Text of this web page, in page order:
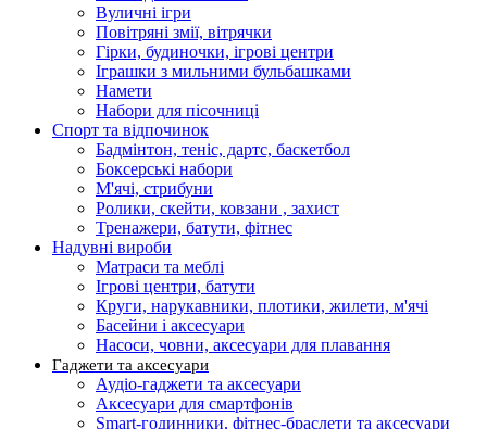
Вуличні ігри
Повітряні змії, вітрячки
Гірки, будиночки, ігрові центри
Іграшки з мильними бульбашками
Намети
Набори для пісочниці
Спорт та відпочинок
Бадмінтон, теніс, дартс, баскетбол
Боксерські набори
М'ячі, стрибуни
Ролики, скейти, ковзани , захист
Тренажери, батути, фітнес
Надувні вироби
Матраси та меблі
Ігрові центри, батути
Круги, нарукавники, плотики, жилети, м'ячі
Басейни і аксесуари
Насоси, човни, аксесуари для плавання
Гаджети та аксесуари
Аудіо-гаджети та аксесуари
Аксесуари для смартфонів
Smart-годинники, фітнес-браслети та аксесуари